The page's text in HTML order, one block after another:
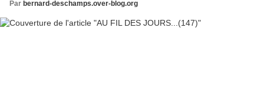
Par bernard-deschamps.over-blog.org